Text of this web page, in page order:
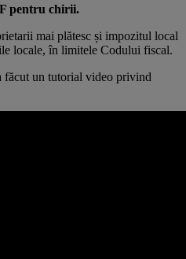
pentru chirii.
mai plătesc și impozitul local
locale, în limitele Codului fiscal.
făcut un tutorial video privind